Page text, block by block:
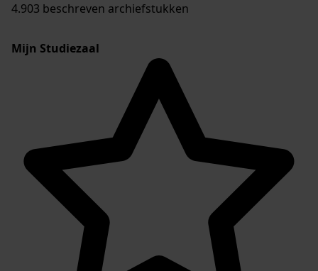
4.903 beschreven archiefstukken
Mijn Studiezaal